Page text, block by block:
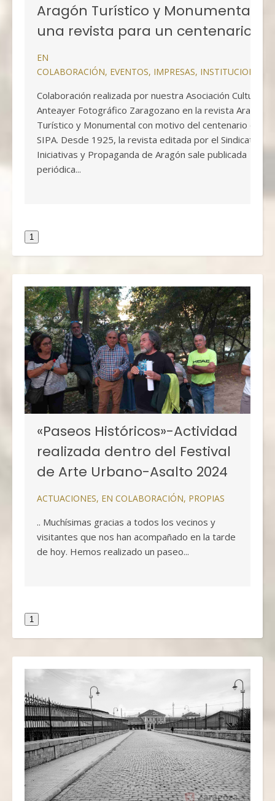
Aragón Turístico y Monumental,
una revista para un centenario
EN
COLABORACIÓN, EVENTOS, IMPRESAS, INSTITUCIONALES
Colaboración realizada por nuestra Asociación Cultural
Anteayer Fotográfico Zaragozano en la revista Aragón
Turístico y Monumental con motivo del centenario del
SIPA. Desde 1925, la revista editada por el Sindicato de
Iniciativas y Propaganda de Aragón sale publicada
periódica...
1
«Paseos Históricos»-Actividad
realizada dentro del Festival
de Arte Urbano-Asalto 2024
ACTUACIONES, EN COLABORACIÓN, PROPIAS
.. Muchísimas gracias a todos los vecinos y
visitantes que nos han acompañado en la tarde
de hoy. Hemos realizado un paseo...
1